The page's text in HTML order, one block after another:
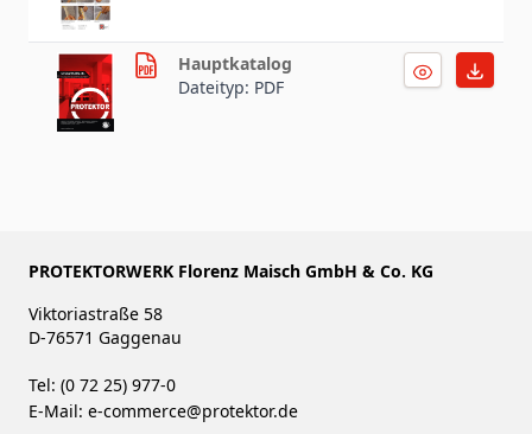
Hauptkatalog
Dateityp: PDF
PROTEKTORWERK Florenz Maisch GmbH & Co. KG
Viktoriastraße 58
D-76571 Gaggenau
Tel: (0 72 25) 977-0
E-Mail: e-commerce@protektor.de